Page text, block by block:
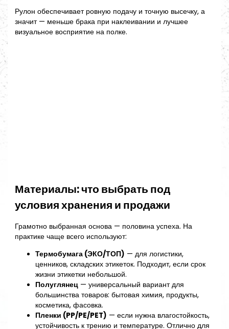
Рулон обеспечивает ровную подачу и точную высечку, а
значит — меньше брака при наклеивании и лучшее
визуальное восприятие на полке.
Материалы: что выбрать под
условия хранения и продажи
Грамотно выбранная основа — половина успеха. На
практике чаще всего используют:
Термобумага (ЭКО/ТОП) — для логистики,
ценников, складских этикеток. Подходит, если срок
жизни этикетки небольшой.
Полуглянец — универсальный вариант для
большинства товаров: бытовая химия, продукты,
косметика, фасовка.
Пленки (PP/PE/PET) — если нужна влагостойкость,
устойчивость к трению и температуре. Отлично для